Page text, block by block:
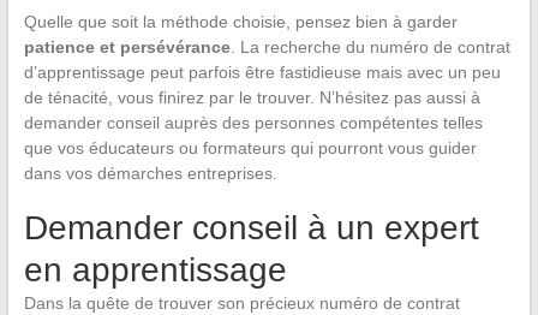
Quelle que soit la méthode choisie, pensez bien à garder
patience et persévérance. La recherche du numéro de contrat
d’apprentissage peut parfois être fastidieuse mais avec un peu
de ténacité, vous finirez par le trouver. N’hésitez pas aussi à
demander conseil auprès des personnes compétentes telles
que vos éducateurs ou formateurs qui pourront vous guider
dans vos démarches entreprises.
Demander conseil à un expert
en apprentissage
Dans la quête de trouver son précieux numéro de contrat